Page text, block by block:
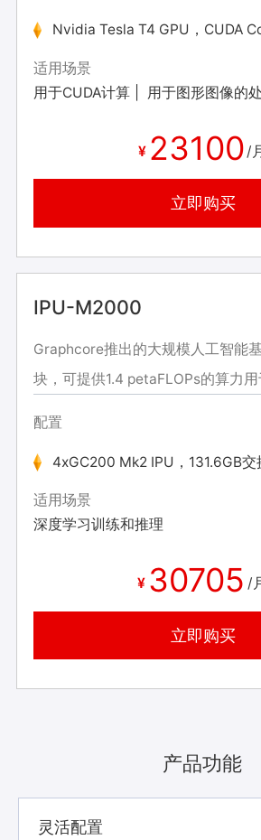
适用场景
用于CUDA计算
用于图形图像的
¥ 23100 /
立即购买
IPU-M2000
Graphcore推出的大规模人工智能
块，可提供1.4 petaFLOPs的算力
配置
4xGC200 Mk2 IPU，131.6GB交
适用场景
深度学习训练和推理
¥ 30705 /
立即购买
产品功能
灵活配置